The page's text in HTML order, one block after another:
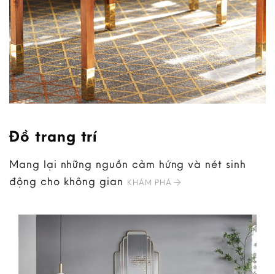
Đồ trang trí
Mang lại những nguồn cảm hứng và nét sinh
động cho không gian KHÁM PHÁ